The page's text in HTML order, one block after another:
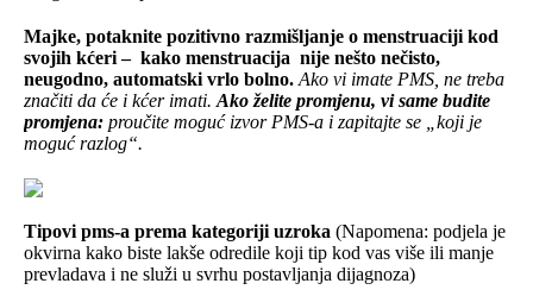
Majke, potaknite pozitivno razmišljanje o menstruaciji kod
svojih kćeri – kako menstruacija nije nešto nečisto,
neugodno, automatski vrlo bolno. Ako vi imate PMS, ne treba
značiti da će i kćer imati. Ako želite promjenu, vi same budite
promjena: proučite moguć izvor PMS-a i zapitajte se „koji je
moguć razlog“.
Tipovi pms-a prema kategoriji uzroka (Napomena: podjela je
okvirna kako biste lakše odredile koji tip kod vas više ili manje
prevladava i ne služi u svrhu postavljanja dijagnoza)